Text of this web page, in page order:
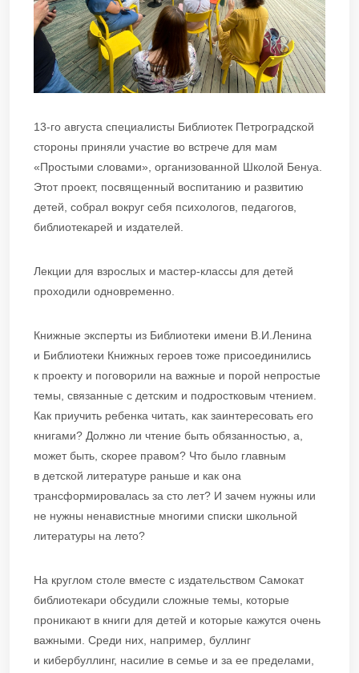
13-го августа специалисты Библиотек Петроградской
стороны приняли участие во встрече для мам
«Простыми словами», организованной Школой Бенуа.
Этот проект, посвященный воспитанию и развитию
детей, собрал вокруг себя психологов, педагогов,
библиотекарей и издателей.
Лекции для взрослых и мастер-классы для детей
проходили одновременно.
Книжные эксперты из Библиотеки имени В.И.Ленина
и Библиотеки Книжных героев тоже присоединились
к проекту и поговорили на важные и порой непростые
темы, связанные с детским и подростковым чтением.
Как приучить ребенка читать, как заинтересовать его
книгами? Должно ли чтение быть обязанностью, а,
может быть, скорее правом? Что было главным
в детской литературе раньше и как она
трансформировалась за сто лет? И зачем нужны или
не нужны ненавистные многими списки школьной
литературы на лето?
На круглом столе вместе с издательством Самокат
библиотекари обсудили сложные темы, которые
проникают в книги для детей и которые кажутся очень
важными. Среди них, например, буллинг
и кибербуллинг, насилие в семье и за ее пределами,